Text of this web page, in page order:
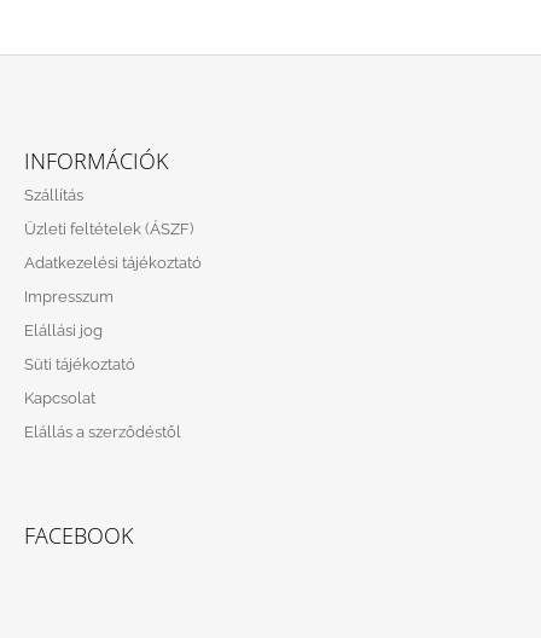
INFORMÁCIÓK
Szállítás
Üzleti feltételek (ÁSZF)
Adatkezelési tájékoztató
Impresszum
Elállási jog
Süti tájékoztató
Kapcsolat
Elállás a szerződéstől
FACEBOOK